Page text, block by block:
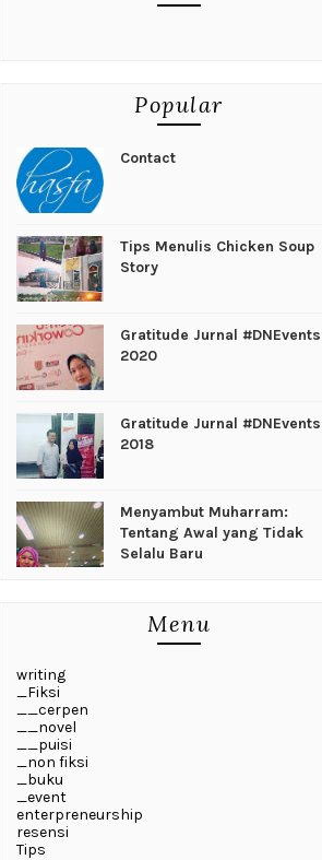
Popular
Contact
Tips Menulis Chicken Soup
Story
Gratitude Jurnal #DNEvents
2020
Gratitude Jurnal #DNEvents
2018
Menyambut Muharram:
Tentang Awal yang Tidak
Selalu Baru
Menu
writing
_Fiksi
__cerpen
__novel
__puisi
_non fiksi
_buku
_event
enterpreneurship
resensi
Tips